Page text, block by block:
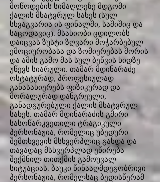
მოწოდების სიმაღლეზე მდგომი
ქალის მხატვრულ სახეს (სულ
სხვაგვარია ის ფინალში, საშიშიც და
საცოდავიც). მსახიობი ცდილობს
დაიცვას ზუსტი ზღვარი მოჭარბებულ
ემოციურობასა და ზომიერებას შორის
და ამის გამო მას სულ ბეწვის ხიდზე
უწევს სიარული. თამარ მდინარაძე
ოსტატურად, პროფესიულად
განასახიერებს ფიზიკურად და
მორალურად დანგრეული,
განადგურებული ქალის მხატვრულ
სახეს. თამარ მდინარაძის გმირი
სასოწარკვეთილი ტრაგიკული
პერსონაჟია, რომელიც უბედური
შემთხვევის მსხვერპლიც გახდა და
თავადაც მსხვერპლად ეწირება
შექმნილ თითქმის გამოუვალ
სიტუაციას. ბაუკი წინააღმდეგობრივი
პერსონაჟია, რომელსაც ბედისწერამ